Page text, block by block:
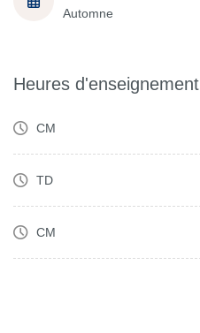
Automne
Heures d'enseignement
CM
TD
CM